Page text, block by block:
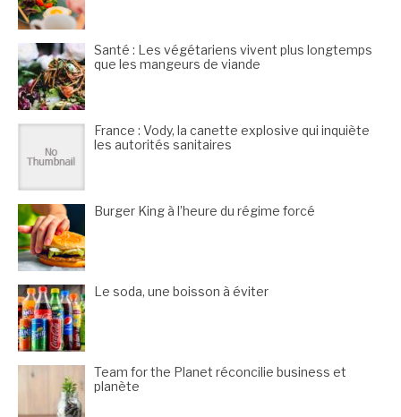
Santé : Les végétariens vivent plus longtemps
que les mangeurs de viande
France : Vody, la canette explosive qui inquiète
les autorités sanitaires
Burger King à l’heure du régime forcé
Le soda, une boisson à éviter
Team for the Planet réconcilie business et
planète